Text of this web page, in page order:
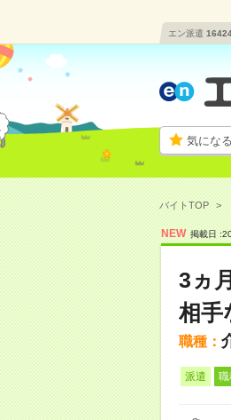
エン派遣
気にな
バイトTOP
NEW 掲載日 :
3ヵ
相手
職種：
派遣 職